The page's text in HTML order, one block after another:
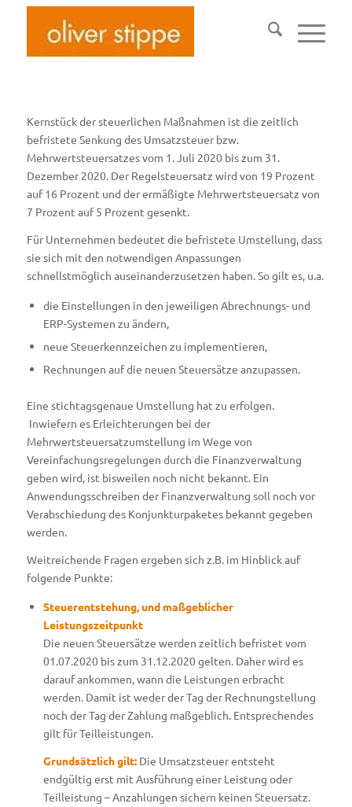
Kernstück der steuerlichen Maßnahmen ist die zeitlich
befristete Senkung des Umsatzsteuer bzw.
Mehrwertsteuersatzes vom 1. Juli 2020 bis zum 31.
Dezember 2020. Der Regelsteuersatz wird von 19 Prozent
auf 16 Prozent und der ermäßigte Mehrwertsteuersatz von
7 Prozent auf 5 Prozent gesenkt.
Für Unternehmen bedeutet die befristete Umstellung, dass
sie sich mit den notwendigen Anpassungen
schnellstmöglich auseinanderzusetzen haben. So gilt es, u.a.
die Einstellungen in den jeweiligen Abrechnungs- und
ERP-Systemen zu ändern,
neue Steuerkennzeichen zu implementieren,
Rechnungen auf die neuen Steuersätze anzupassen.
Eine stichtagsgenaue Umstellung hat zu erfolgen.
Inwiefern es Erleichterungen bei der
Mehrwertsteuersatzumstellung im Wege von
Vereinfachungsregelungen durch die Finanzverwaltung
geben wird, ist bisweilen noch nicht bekannt. Ein
Anwendungsschreiben der Finanzverwaltung soll noch vor
Verabschiedung des Konjunkturpaketes bekannt gegeben
werden.
Weitreichende Fragen ergeben sich z.B. im Hinblick auf
folgende Punkte:
Steuerentstehung, und maßgeblicher
Leistungszeitpunkt
Die neuen Steuersätze werden zeitlich befristet vom
01.07.2020 bis zum 31.12.2020 gelten. Daher wird es
darauf ankommen, wann die Leistungen erbracht
werden. Damit ist weder der Tag der Rechnungstellung
noch der Tag der Zahlung maßgeblich. Entsprechendes
gilt für Teilleistungen.
Grundsätzlich gilt:Die Umsatzsteuer entsteht
endgültig erst mit Ausführung einer Leistung oder
Teilleistung – Anzahlungen sichern keinen Steuersatz.